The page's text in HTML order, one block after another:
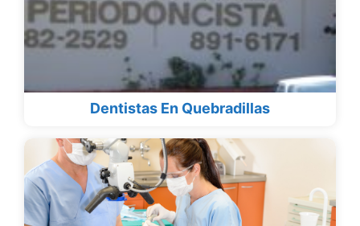
Dentistas En Quebradillas